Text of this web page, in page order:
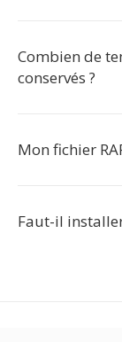
Combien de
conservés ?
Mon fichier
Faut-il